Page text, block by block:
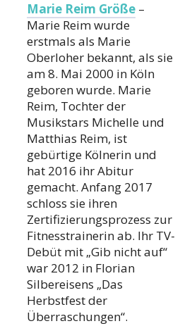
Marie Reim Größe –
Marie Reim wurde
erstmals als Marie
Oberloher bekannt, als sie
am 8. Mai 2000 in Köln
geboren wurde. Marie
Reim, Tochter der
Musikstars Michelle und
Matthias Reim, ist
gebürtige Kölnerin und
hat 2016 ihr Abitur
gemacht. Anfang 2017
schloss sie ihren
Zertifizierungsprozess zur
Fitnesstrainerin ab. Ihr TV-
Debüt mit „Gib nicht auf“
war 2012 in Florian
Silbereisens „Das
Herbstfest der
Überraschungen“.